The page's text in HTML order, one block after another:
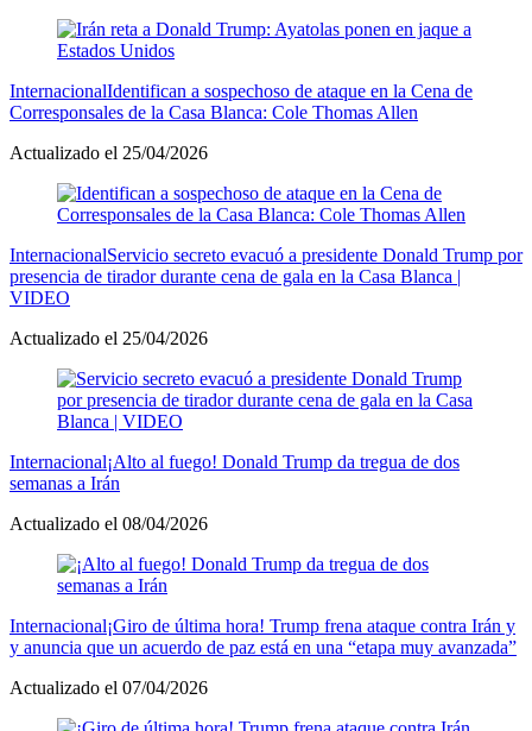
InternacionalIdentifican a sospechoso de ataque en la Cena de
Corresponsales de la Casa Blanca: Cole Thomas Allen
Actualizado el 25/04/2026
InternacionalServicio secreto evacuó a presidente Donald Trump por
presencia de tirador durante cena de gala en la Casa Blanca |
VIDEO
Actualizado el 25/04/2026
Internacional¡Alto al fuego! Donald Trump da tregua de dos
semanas a Irán
Actualizado el 08/04/2026
Internacional¡Giro de última hora! Trump frena ataque contra Irán y
y anuncia que un acuerdo de paz está en una “etapa muy avanzada”
Actualizado el 07/04/2026